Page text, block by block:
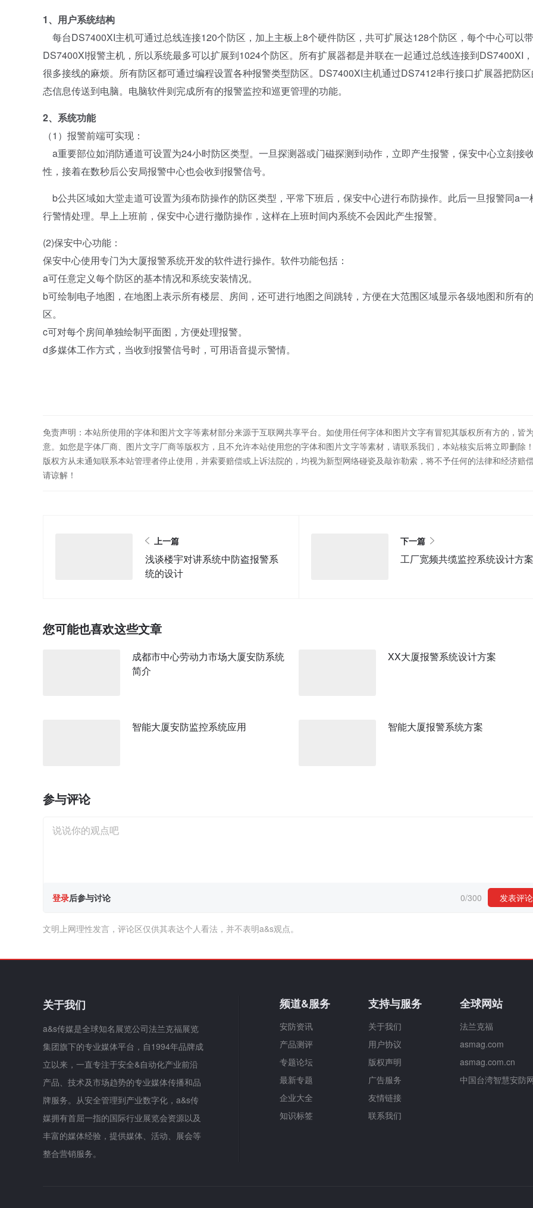
1、用户系统结构
每台DS7400XI主机可通过总线连接120个防区，加上主板上8个硬件防区，共可扩展达128个防区，每个中心可以
DS7400XI报警主机，所以系统最多可以扩展到1024个防区。所有扩展器都是并联在一起通过总线连接到DS7400XI
很多接线的麻烦。所有防区都可通过编程设置各种报警类型防区。DS7400XI主机通过DS7412串行接口扩展器把防
态信息传送到电脑。电脑软件则完成所有的报警监控和巡更管理的功能。
2、系统功能
（1）报警前端可实现：
a重要部位如消防通道可设置为24小时防区类型。一旦探测器或门磁探测到动作，立即产生报警，保安中心立刻接
性，接着在数秒后公安局报警中心也会收到报警信号。
b公共区域如大堂走道可设置为须布防操作的防区类型，平常下班后，保安中心进行布防操作。此后一旦报警同a一
行警情处理。早上上班前，保安中心进行撤防操作，这样在上班时间内系统不会因此产生报警。
(2)保安中心功能：
保安中心使用专门为大厦报警系统开发的软件进行操作。软件功能包括：
a可任意定义每个防区的基本情况和系统安装情况。
b可绘制电子地图，在地图上表示所有楼层、房间，还可进行地图之间跳转，方便在大范围区域显示各级地图和所有
区。
c可对每个房间单独绘制平面图，方便处理报警。
d多媒体工作方式，当收到报警信号时，可用语音提示警情。
免责声明：本站所使用的字体和图片文字等素材部分来源于互联网共享平台。如使用任何字体和图片文字有冒犯其版权所有方的，皆
意。如您是字体厂商、图片文字厂商等版权方，且不允许本站使用您的字体和图片文字等素材，请联系我们，本站核实后将立即删除
版权方从未通知联系本站管理者停止使用，并索要赔偿或上诉法院的，均视为新型网络碰瓷及敲诈勒索，将不予任何的法律和经济赔
请谅解！
上一篇
浅谈楼宇对讲系统中防盗报警系
统的设计
下一篇
工厂宽频共缆监控系统设计方案
您可能也喜欢这些文章
成都市中心劳动力市场大厦安防系统
简介
XX大厦报警系统设计方案
智能大厦安防监控系统应用 智能大厦报警系统方案
参与评论
登录后参与讨论 0/300 发表评论
文明上网理性发言，评论区仅供其表达个人看法，并不表明a&s观点。
关于我们
a&s传媒是全球知名展览公司法兰克福展览
集团旗下的专业媒体平台，自1994年品牌成
立以来，一直专注于安全&自动化产业前沿
产品、技术及市场趋势的专业媒体传播和品
牌服务。从安全管理到产业数字化，a&s传
媒拥有首屈一指的国际行业展览会资源以及
丰富的媒体经验，提供媒体、活动、展会等
整合营销服务。
频道&服务
安防资讯
产品测评
专题论坛
最新专题
企业大全
知识标签
支持与服务
关于我们
用户协议
版权声明
广告服务
友情链接
联系我们
全球网站
法兰克福
asmag.com
asmag.com.cn
中国台湾智慧安防